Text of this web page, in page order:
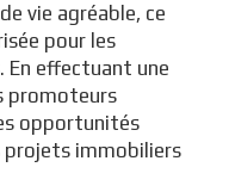
vie agréable, ce
pour les
En effectuant une
promoteurs
opportunités
projets immobiliers